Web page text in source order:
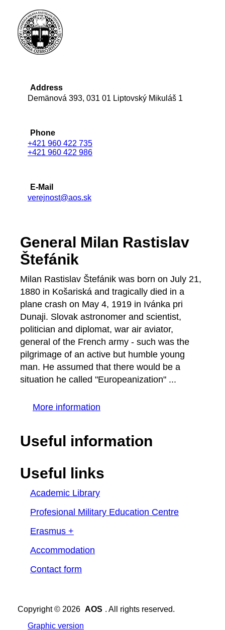
Address
Demänová 393, 031 01 Liptovský Mikuláš 1
Phone
+421 960 422 735
+421 960 422 986
E-Mail
verejnost@aos.sk
General Milan Rastislav
Štefánik
Milan Rastislav Štefánik was born on July 21,
1880 in Košariská and tragically died in a
plane crash on May 4, 1919 in Ivánka pri
Dunaji. Slovak astronomer and scientist,
politician and diplomat, war air aviator,
general of the French army - such was the
pilgrimage of an active but humble young
man. He assumed that there would be a
situation he called "Europeanization" ...
More information
Useful information
Useful links
Academic Library
Profesional Military Education Centre
Erasmus +
Accommodation
Contact form
Copyright © 2026 AOS . All rights reserved.
Graphic version